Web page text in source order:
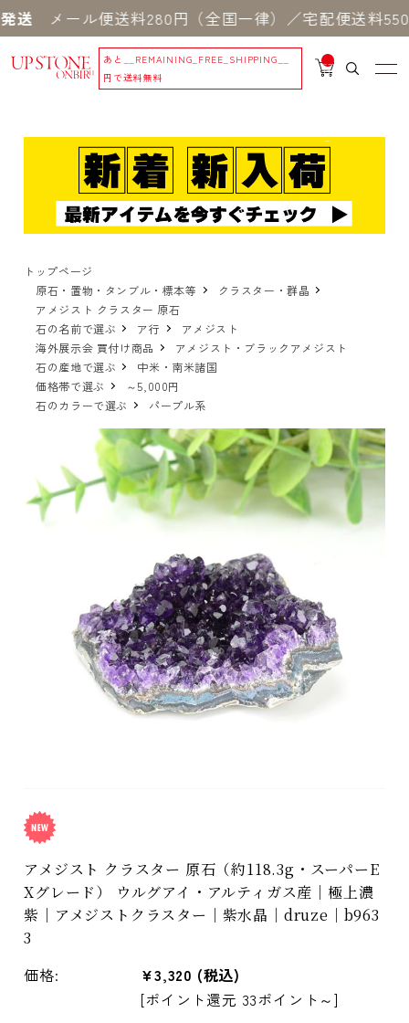
ール便送料280円（全国一律）／宅配便送料550円
あと
__REMAINING_FREE_SHIPPING__
円で送料無料
__
IT
_
トップページ
原石・置物・タンブル・標本等
クラスター・群晶
アメジスト クラスター 原石
石の名前で選ぶ
ア行
アメジスト
海外展示会 買付け商品
アメジスト・ブラックアメジスト
石の産地で選ぶ
中米・南米諸国
価格帯で選ぶ
～5,000円
石のカラーで選ぶ
パープル系
アメジスト クラスター 原石（約118.3g・スーパーE
Xグレード） ウルグアイ・アルティガス産｜極上濃
紫｜アメジストクラスター｜紫水晶｜druze｜b963
3
価格: ¥3,320 (税込)
[ポイント還元 33ポイント～]